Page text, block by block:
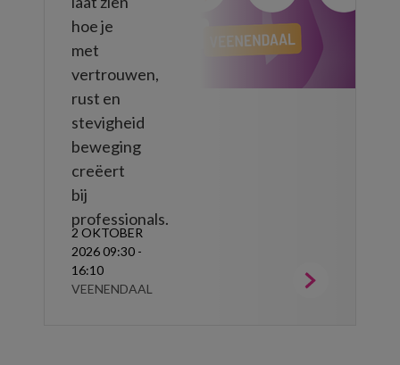
hoe je
met
vertrouwen,
rust en
stevigheid
beweging
creëert
bij
professionals.
2 OKTOBER
2026 09:30 -
16:10
VEENENDAAL